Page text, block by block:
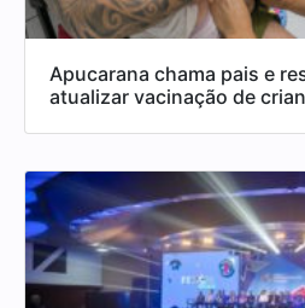
Apucarana chama pais e
atualizar vacinação de